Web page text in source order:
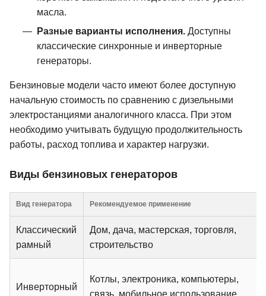
масла.
Разные варианты исполнения. Доступны
классические синхронные и инверторные
генераторы.
Бензиновые модели часто имеют более доступную
начальную стоимость по сравнению с дизельными
электростанциями аналогичного класса. При этом
необходимо учитывать будущую продолжительность
работы, расход топлива и характер нагрузки.
Виды бензиновых генераторов
Вид генератора Рекомендуемое применение
Классический
рамный
Дом, дача, мастерская, торговля,
строительство
Инверторный
Котлы, электроника, компьютеры,
связь, мобильное использование